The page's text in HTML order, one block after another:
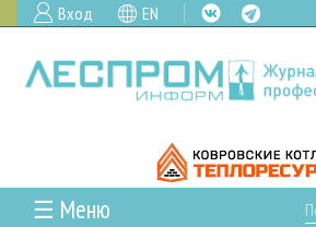
Вход EN
☰ Меню